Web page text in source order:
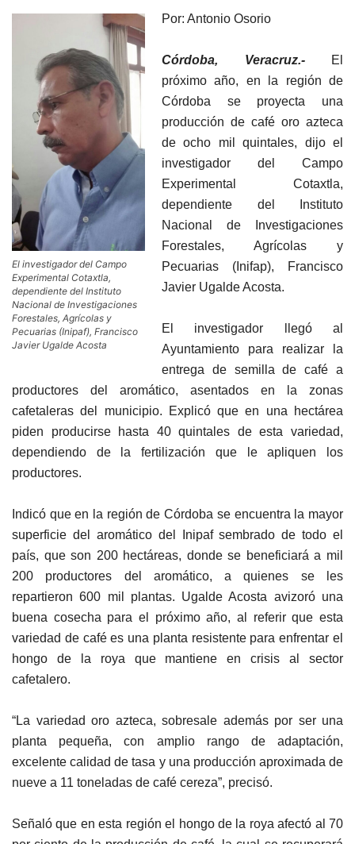
El investigador del Campo
Experimental Cotaxtla,
dependiente del Instituto
Nacional de Investigaciones
Forestales, Agrícolas y
Pecuarias (Inipaf), Francisco
Javier Ugalde Acosta
Por: Antonio Osorio
Córdoba, Veracruz.-El
próximo año, en la región de
Córdoba se proyecta una
producción de café oro azteca
de ocho mil quintales, dijo el
investigador del Campo
Experimental Cotaxtla,
dependiente del Instituto
Nacional de Investigaciones
Forestales, Agrícolas y
Pecuarias (Inifap), Francisco
Javier Ugalde Acosta.
El investigador llegó al
Ayuntamiento para realizar la
entrega de semilla de café a
productores del aromático, asentados en la zonas
cafetaleras del municipio. Explicó que en una hectárea
piden producirse hasta 40 quintales de esta variedad,
dependiendo de la fertilización que le apliquen los
productores.
Indicó que en la región de Córdoba se encuentra la mayor
superficie del aromático del Inipaf sembrado de todo el
país, que son 200 hectáreas, donde se beneficiará a mil
200 productores del aromático, a quienes se les
repartieron 600 mil plantas. Ugalde Acosta avizoró una
buena cosecha para el próximo año, al referir que esta
variedad de café es una planta resistente para enfrentar el
hongo de la roya que mantiene en crisis al sector
cafetalero.
“La variedad oro azteca, sobresale además por ser una
planta pequeña, con amplio rango de adaptación,
excelente calidad de tasa y una producción aproximada de
nueve a 11 toneladas de café cereza”, precisó.
Señaló que en esta región el hongo de la roya afectó al 70